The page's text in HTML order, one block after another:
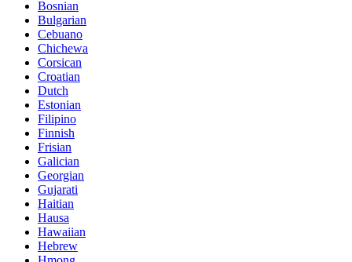
Bosnian
Bulgarian
Cebuano
Chichewa
Corsican
Croatian
Dutch
Estonian
Filipino
Finnish
Frisian
Galician
Georgian
Gujarati
Haitian
Hausa
Hawaiian
Hebrew